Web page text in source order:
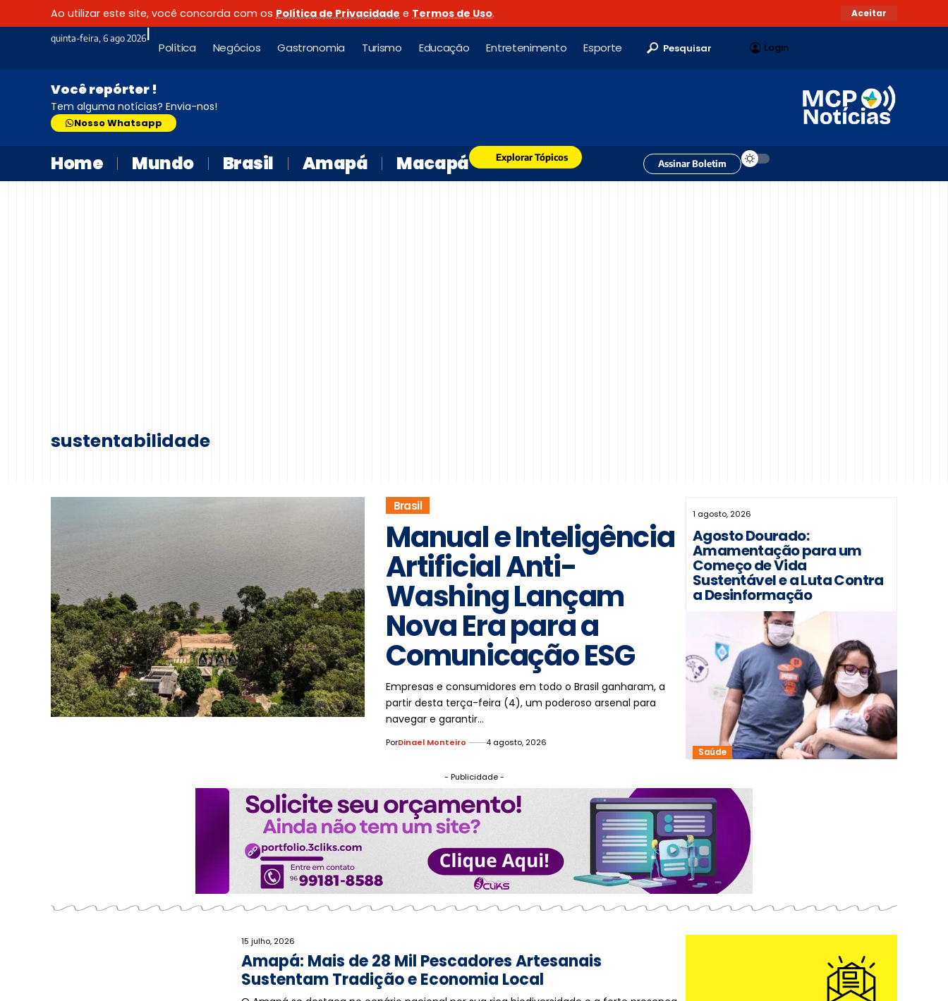
Ao utilizar este site, você concorda com os Política de Privacidade e Termos de Uso. Aceitar
quinta-feira, 6 ago 2026|
Política Negócios Gastronomia Turismo Educação Entretenimento Esporte Pesquisar Login
Você repórter !
Tem alguma notícias? Envia-nos!
Nosso Whatsapp
Home Mundo Brasil Amapá Macapá Explorar Tópicos
Assinar Boletim
sustentabilidade
Brasil
Manual e Inteligência
Artificial Anti-
Washing Lançam
Nova Era para a
Comunicação ESG
Empresas e consumidores em todo o Brasil ganharam, a
partir desta terça-feira (4), um poderoso arsenal para
navegar e garantir…
PorDinael Monteiro 4 agosto, 2026
1 agosto, 2026
Agosto Dourado:
Amamentação para um
Começo de Vida
Sustentável e a Luta Contra
a Desinformação
Saúde
- Publicidade -
15 julho, 2026
Amapá: Mais de 28 Mil Pescadores Artesanais
Sustentam Tradição e Economia Local